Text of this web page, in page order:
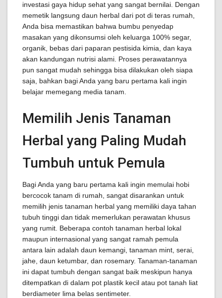
investasi gaya hidup sehat yang sangat bernilai. Dengan
memetik langsung daun herbal dari pot di teras rumah,
Anda bisa memastikan bahwa bumbu penyedap
masakan yang dikonsumsi oleh keluarga 100% segar,
organik, bebas dari paparan pestisida kimia, dan kaya
akan kandungan nutrisi alami. Proses perawatannya
pun sangat mudah sehingga bisa dilakukan oleh siapa
saja, bahkan bagi Anda yang baru pertama kali ingin
belajar memegang media tanam.
Memilih Jenis Tanaman
Herbal yang Paling Mudah
Tumbuh untuk Pemula
Bagi Anda yang baru pertama kali ingin memulai hobi
bercocok tanam di rumah, sangat disarankan untuk
memilih jenis tanaman herbal yang memiliki daya tahan
tubuh tinggi dan tidak memerlukan perawatan khusus
yang rumit. Beberapa contoh tanaman herbal lokal
maupun internasional yang sangat ramah pemula
antara lain adalah daun kemangi, tanaman mint, serai,
jahe, daun ketumbar, dan rosemary. Tanaman-tanaman
ini dapat tumbuh dengan sangat baik meskipun hanya
ditempatkan di dalam pot plastik kecil atau pot tanah liat
berdiameter lima belas sentimeter.